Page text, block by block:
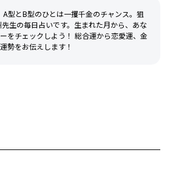
とB型のひとは一攫千金のチャンス。狙
の毎日占いです。生まれた月から、あな
をチェックしよう！ 総合運から恋愛運、金
勢をお伝えします！